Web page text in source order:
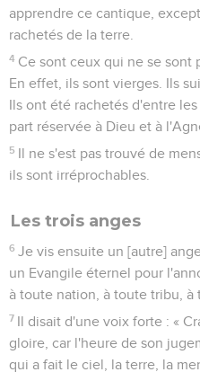
apprendre ce cantique,
rachetés de la terre.
4 Ce sont ceux qui ne se sont
En effet, ils sont vierges. Ils
Ils ont été rachetés d'entre
part réservée à Dieu et à
5 Il ne s'est pas trouvé de
ils sont irréprochables.
Les trois anges
6 Je vis ensuite un [autre]
un Evangile éternel pour
à toute nation, à toute tribu,
7 Il disait d'une voix forte : «
gloire, car l'heure de son
qui a fait le ciel, la terre, la